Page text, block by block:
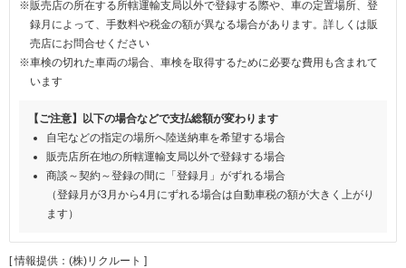
※販売店の所在する所轄運輸支局以外で登録する際や、車の定置場所、登
録月によって、手数料や税金の額が異なる場合があります。詳しくは販
売店にお問合せください
※車検の切れた車両の場合、車検を取得するために必要な費用も含まれて
います
【ご注意】以下の場合などで支払総額が変わります
自宅などの指定の場所へ陸送納車を希望する場合
販売店所在地の所轄運輸支局以外で登録する場合
商談～契約～登録の間に「登録月」がずれる場合
（登録月が3月から4月にずれる場合は自動車税の額が大きく上がり
ます）
[ 情報提供：(株)リクルート ]